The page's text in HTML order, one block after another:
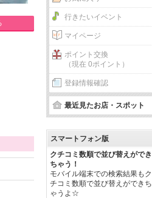
行きたいイベント
マイページ
ポイント交換
（現在 0ポイント）
登録情報確認
最近見たお店・スポット
スマートフォン版
クチコミ数順で並び替えができ
ちゃう！
モバイル端末での検索結果もク
チコミ数順で並び替えができち
ゃうよ☆